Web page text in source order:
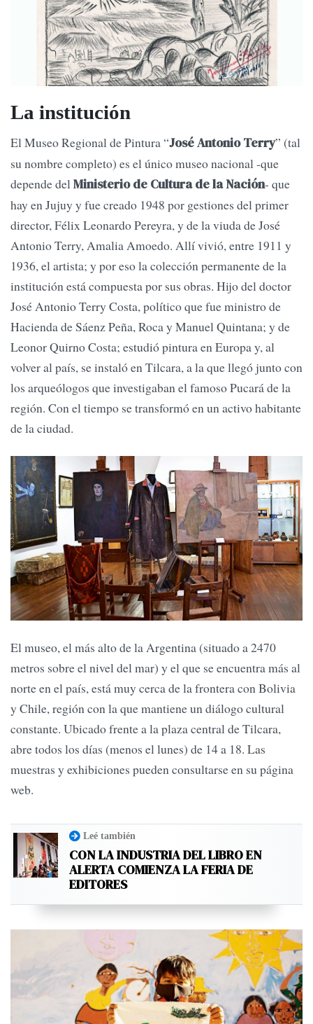
La institución
El Museo Regional de Pintura “José Antonio Terry” (tal
su nombre completo) es el único museo nacional -que
depende delMinisterio de Cultura de la Nación- que
hay en Jujuy y fue creado 1948 por gestiones del primer
director, Félix Leonardo Pereyra, y de la viuda de José
Antonio Terry, Amalia Amoedo. Allí vivió, entre 1911 y
1936, el artista; y por eso la colección permanente de la
institución está compuesta por sus obras. Hijo del doctor
José Antonio Terry Costa, político que fue ministro de
Hacienda de Sáenz Peña, Roca y Manuel Quintana; y de
Leonor Quirno Costa; estudió pintura en Europa y, al
volver al país, se instaló en Tilcara, a la que llegó junto con
los arqueólogos que investigaban el famoso Pucará de la
región. Con el tiempo se transformó en un activo habitante
de la ciudad.
El museo, el más alto de la Argentina (situado a 2470
metros sobre el nivel del mar) y el que se encuentra más al
norte en el país, está muy cerca de la frontera con Bolivia
y Chile, región con la que mantiene un diálogo cultural
constante. Ubicado frente a la plaza central de Tilcara,
abre todos los días (menos el lunes) de 14 a 18. Las
muestras y exhibiciones pueden consultarse en su página
web.
Leé también
CON LA INDUSTRIA DEL LIBRO EN
ALERTA COMIENZA LA FERIA DE
EDITORES